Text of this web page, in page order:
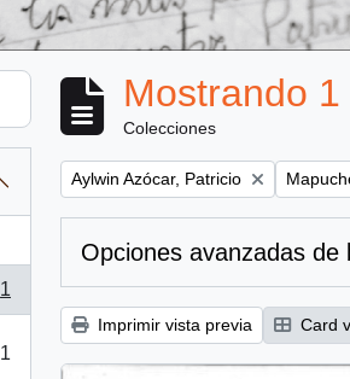
1
1
Mostrando
Colecciones
Remove filter:
Aylwin Azócar, Patricio
Opciones avanzadas de
Imprimir vista previa Card